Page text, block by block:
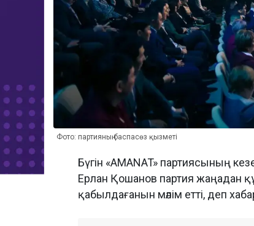
Фото: партияның баспасөз қызметі
Бүгін «AMANAT» партиясының
Ерлан Қошанов партия жаңадан
қабылдағанын мәлім етті, деп